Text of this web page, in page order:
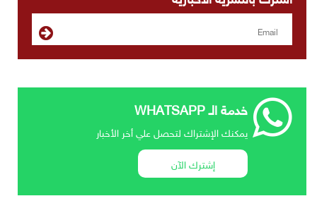
خدمة الـ WHATSAPP
يمكنك الإشتراك لتحصل علي أخر الأخبار
إشترك الآن